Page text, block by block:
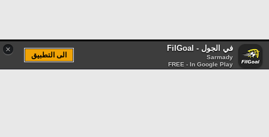
× في الجول - FilGoal
Sarmady
FREE - In Google Play
الى التطبيق